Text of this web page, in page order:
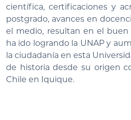
científica, certificaciones y
postgrado, avances en
el medio, resultan en el
ha ido logrando la UNAP y
la ciudadanía en esta
de historia desde su origen
Chile en Iquique.